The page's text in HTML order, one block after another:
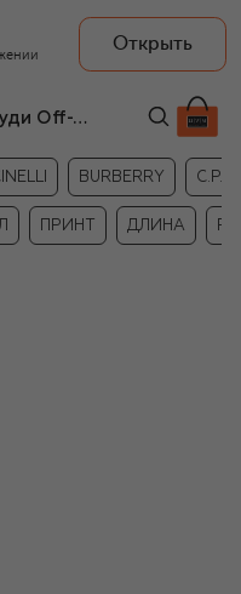
Открыть
Белые мужские худи Off-White
BURBERRY C.P.
ПРИНТ ДЛИНА